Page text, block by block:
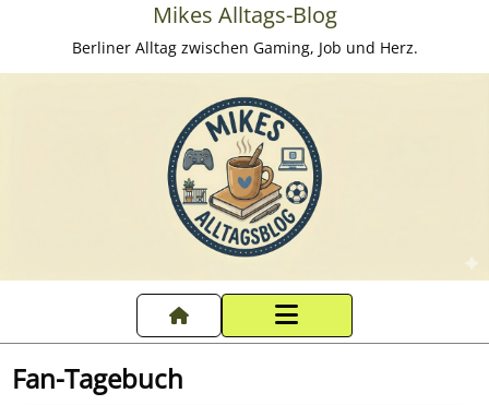
Mikes Alltags-Blog
Berliner Alltag zwischen Gaming, Job und Herz.
Startseite
Fan-Tagebuch